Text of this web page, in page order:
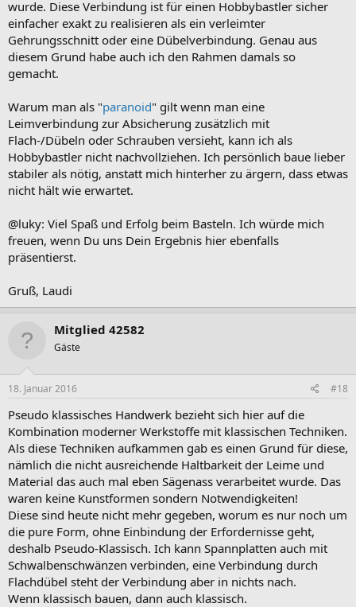
wurde. Diese Verbindung ist für einen Hobbybastler sicher
einfacher exakt zu realisieren als ein verleimter
Gehrungsschnitt oder eine Dübelverbindung. Genau aus
diesem Grund habe auch ich den Rahmen damals so
gemacht.
Warum man als "paranoid" gilt wenn man eine
Leimverbindung zur Absicherung zusätzlich mit
Flach-/Dübeln oder Schrauben versieht, kann ich als
Hobbybastler nicht nachvollziehen. Ich persönlich baue lieber
stabiler als nötig, anstatt mich hinterher zu ärgern, dass etwas
nicht hält wie erwartet.
@luky: Viel Spaß und Erfolg beim Basteln. Ich würde mich
freuen, wenn Du uns Dein Ergebnis hier ebenfalls
präsentierst.
Gruß, Laudi
Mitglied 42582
Gäste
18. Januar 2016 #18
Pseudo klassisches Handwerk bezieht sich hier auf die
Kombination moderner Werkstoffe mit klassischen Techniken.
Als diese Techniken aufkammen gab es einen Grund für diese,
nämlich die nicht ausreichende Haltbarkeit der Leime und
Material das auch mal eben Sägenass verarbeitet wurde. Das
waren keine Kunstformen sondern Notwendigkeiten!
Diese sind heute nicht mehr gegeben, worum es nur noch um
die pure Form, ohne Einbindung der Erfordernisse geht,
deshalb Pseudo-Klassisch. Ich kann Spannplatten auch mit
Schwalbenschwänzen verbinden, eine Verbindung durch
Flachdübel steht der Verbindung aber in nichts nach.
Wenn klassisch bauen, dann auch klassisch.